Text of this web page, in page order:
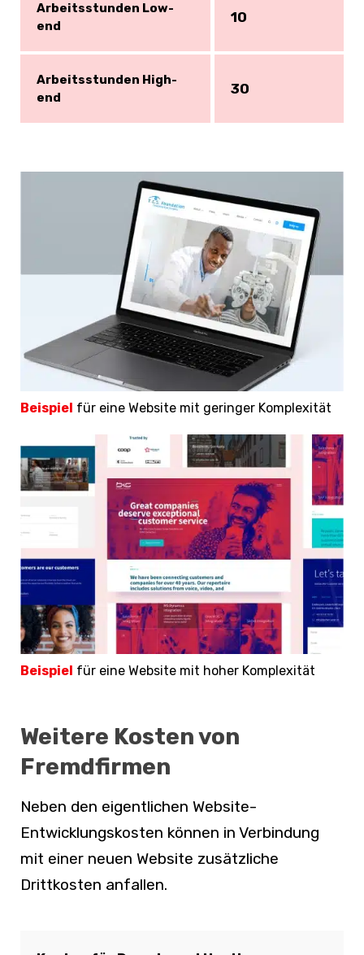
Arbeitsstunden Low-
end
10
Arbeitsstunden High-
end
30
Beispiel für eine Website mit geringer Komplexität
Beispiel für eine Website mit hoher Komplexität
Weitere Kosten von
Fremdfirmen
Neben den eigentlichen Website-
Entwicklungskosten können in Verbindung
mit einer neuen Website zusätzliche
Drittkosten anfallen.